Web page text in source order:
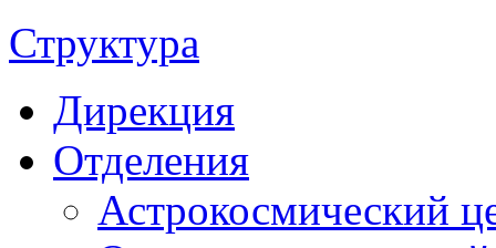
Структура
Дирекция
Отделения
Астрокосмический